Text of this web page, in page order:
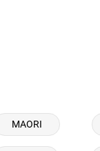
MAORI